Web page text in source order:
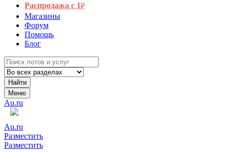
Распродажа с 1₽
Магазины
Форум
Помощь
Блог
Найти
Меню
Au.ru
Au.ru
Разместить
Разместить